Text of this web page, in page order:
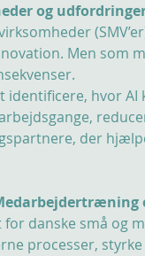
og
Men som
hvor AI
der
danske små og
processer,